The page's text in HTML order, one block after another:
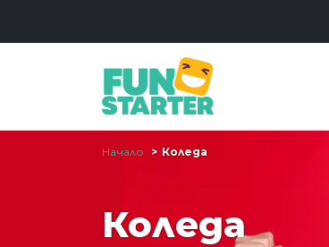
Начало Коледа
Коледа